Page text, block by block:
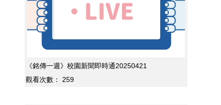
《銘傳一週》校園新聞即時通20250421
觀看次數：
259